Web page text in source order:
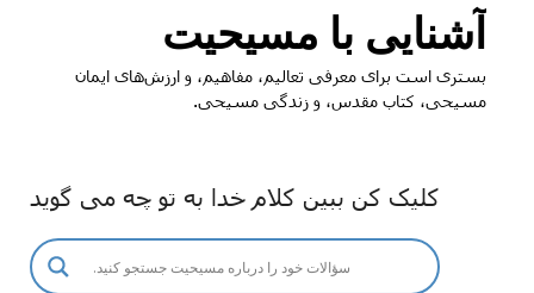
آشنایی با مسیحیت
بستری است برای معرفی تعالیم، مفاهیم، و ارزش‌های ایمان
مسیحی، کتاب مقدس، و زندگی مسیحی.
کلیک کن ببین کلام خدا به تو چه می گوید